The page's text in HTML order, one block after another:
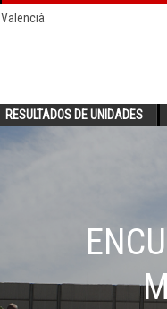
Valencià
RESULTADOS DE UNIDADES